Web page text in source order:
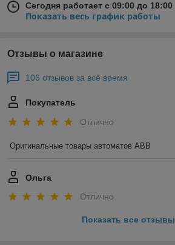
Сегодня работает с 09:00 до 18:00
Показать весь график работы
Отзывы о магазине
106 отзывов за всё время
Покупатель
Отлично
Оригинальные товары автоматов ABB
Ольга
Отлично
Показать все отзывы